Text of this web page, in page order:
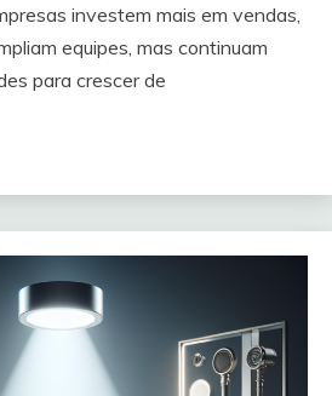
investem mais em vendas,
equipes, mas continuam
para crescer de